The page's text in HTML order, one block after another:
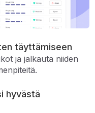
täyttämiseen
ja jalkauta niiden
hyvästä